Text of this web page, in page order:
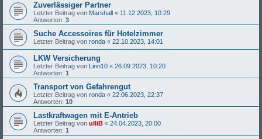
Zuverlässiger Partner
Letzter Beitrag von Marshall « 11.12.2023, 10:29
Antworten: 3
Suche Accessoires für Hotelzimmer
Letzter Beitrag von ronda « 22.10.2023, 14:01
LKW Versicherung
Letzter Beitrag von Linn10 « 26.09.2023, 10:20
Antworten: 1
Transport von Gefahrengut
Letzter Beitrag von ronda « 22.06.2023, 22:37
Antworten: 10
Lastkraftwagen mit E-Antrieb
Letzter Beitrag von ulliB « 24.04.2023, 20:00
Antworten: 1